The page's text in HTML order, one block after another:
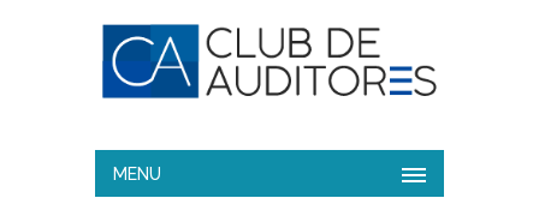
MENU